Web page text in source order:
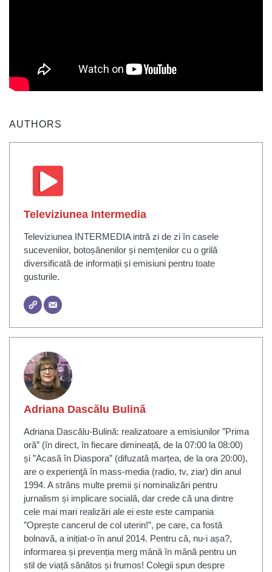
AUTHORS
Televiziunea Intermedia
Televiziunea INTERMEDIA intră zi de zi în casele
sucevenilor, botoșănenilor și nemțenilor cu o grilă
diversificată de informații și emisiuni pentru toate
gusturile.
Adriana Dascălu Bulină
Adriana Dascălu-Bulină: realizatoare a emisiunilor ”Prima
oră” (în direct, în fiecare dimineață, de la 07:00 la 08:00)
și ”Acasă în Diaspora” (difuzată marțea, de la ora 20:00),
are o experienţă în mass-media (radio, tv, ziar) din anul
1994. A strâns multe premii și nominalizări pentru
jurnalism și implicare socială, dar crede că una dintre
cele mai mari realizări ale ei este este campania
”Oprește cancerul de col uterin!”, pe care, ca fostă
bolnavă, a inițiat-o în anul 2014. Pentru că, nu-i așa?,
informarea și prevenția merg mână în mână pentru un
stil de viață sănătos și frumos! Colegii spun despre